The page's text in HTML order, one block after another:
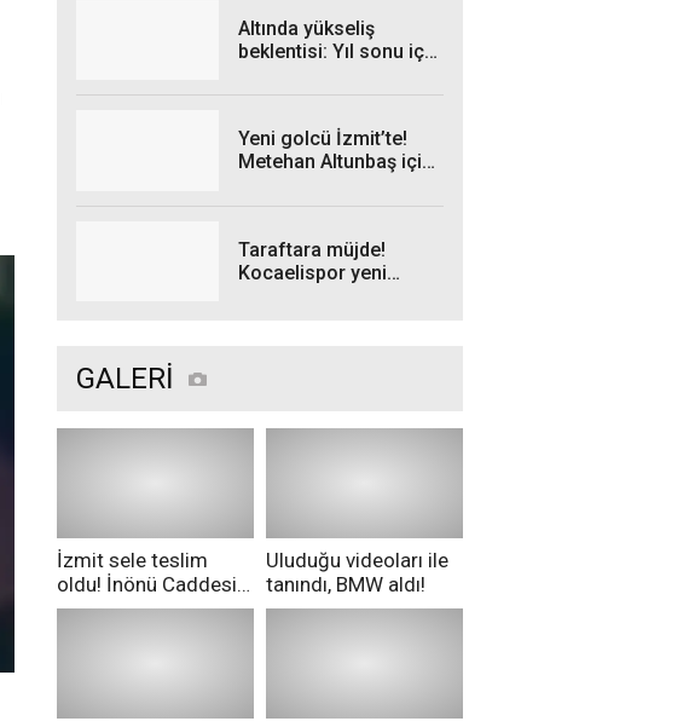
Altında yükseliş
beklentisi: Yıl sonu için
Yeni golcü İzmit’te!
Metehan Altunbaş için
Taraftara müjde!
Kocaelispor yeni
GALERİ
İzmit sele teslim
oldu! İnönü Caddesi
göle döndü!
Uluduğu videoları ile
tanındı, BMW aldı!